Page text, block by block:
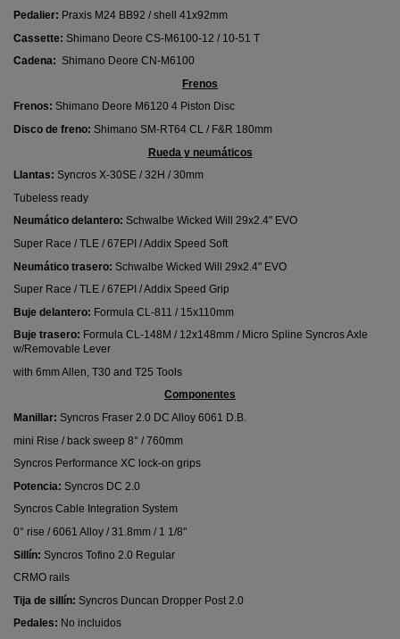
Pedalier: Praxis M24 BB92 / shell 41x92mm
Cassette: Shimano Deore CS-M6100-12 / 10-51 T
Cadena: Shimano Deore CN-M6100
Frenos
Frenos: Shimano Deore M6120 4 Piston Disc
Disco de freno: Shimano SM-RT64 CL / F&R 180mm
Rueda y neumáticos
Llantas: Syncros X-30SE / 32H / 30mm
Tubeless ready
Neumático delantero: Schwalbe Wicked Will 29x2.4" EVO
Super Race / TLE / 67EPI / Addix Speed Soft
Neumático trasero: Schwalbe Wicked Will 29x2.4" EVO
Super Race / TLE / 67EPI / Addix Speed Grip
Buje delantero: Formula CL-811 / 15x110mm
Buje trasero: Formula CL-148M / 12x148mm / Micro Spline Syncros Axle
w/Removable Lever
with 6mm Allen, T30 and T25 Tools
Componentes
Manillar: Syncros Fraser 2.0 DC Alloy 6061 D.B.
mini Rise / back sweep 8° / 760mm
Syncros Performance XC lock-on grips
Potencia: Syncros DC 2.0
Syncros Cable Integration System
0° rise / 6061 Alloy / 31.8mm / 1 1/8"
Sillín: Syncros Tofino 2.0 Regular
CRMO rails
Tija de sillín: Syncros Duncan Dropper Post 2.0
Pedales: No incluidos